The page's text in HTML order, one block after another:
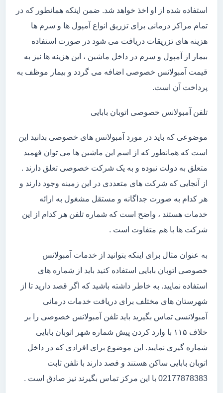
استفاده شده از او اخذ خواهد شد. ضمن اینکه همانطور که در
تمام مراکز درمانی برای تزریق انواع آمپول ها و سرم ها
هزینه های تزریقات دریافت می شود در صورت استفاده
بیمار از آمپول و سرم در داخل ماشین ، این هزینه ها نیز به
قیمت آمبولانس خصوصی اضافه می گردد و بیمار موظف به
پرداخت آن است.
تلفن آمبولانس خصوصی اتوبان بابایی
موضوعی که باید در مورد آمبولانس های خصوصی بدانید این
است که همانطور که از اسم این ماشین ها می توان فهمید
متعلق به دولت نبوده و به یک شرکت خصوصی تعلق دارند .
از آنجایی که شرکت های متعددی در این زمینه وجود دارند و
هر کدام به صورت جداگانه و مستقل مشغول به ارائه
خدمات هستند ، واضح است که شماره تلفن هر کدام از این
شرکت ها با هم متفاوت است .
به عنوان مثال برای اینکه بتوانید از خدمات آمبولانس
خصوصی اتوبان بابایی استفاده کنید باید از شماره های
استفاده نمایید. به خاطر داشته باشید که اگر قصد دارید تا از
شهرستان های مختلف برای دریافت خدمات درمانی
آمبولانسی تماس بگیرید باید تلفن آمبولانس خصوصی را بر
خلاف ۱۱۵ با وارد کردن پیش شماره شهر اتوبان بابایی
شماره گیری نمایید. این موضوع برای افرادی که در داخل
اتوبان بابایی ساکن هستند و قصد دارند با تلفن ثابت
02177878383 با این مرکز تماس بگیرند نیز صادق است .